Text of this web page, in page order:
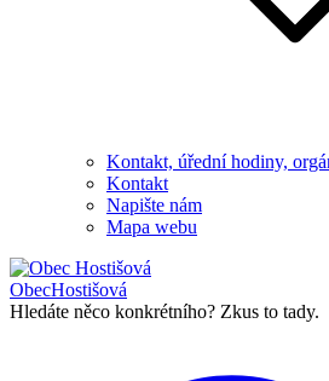
Kontakt, úřední hodiny,
Kontakt
Napište nám
Mapa webu
ObecHostišová
Hledáte něco konkrétního? Zkus to tady.